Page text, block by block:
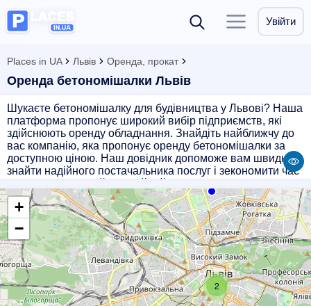
Увійти
Places in UA Львів Оренда, прокат
Оренда бетономішалки Львів
Шукаєте бетономішалку для будівництва у Львові? Наша
платформа пропонує широкий вибір підприємств, які
здійснюють оренду обладнання. Знайдіть найближчу до
вас компанію, яка пропонує оренду бетономішалки за
доступною ціною. Наш довідник допоможе вам швидко
знайти надійного постачальника послуг і зекономити час
будівельних потреб з нашим сайтом-довідником!
2
+
−